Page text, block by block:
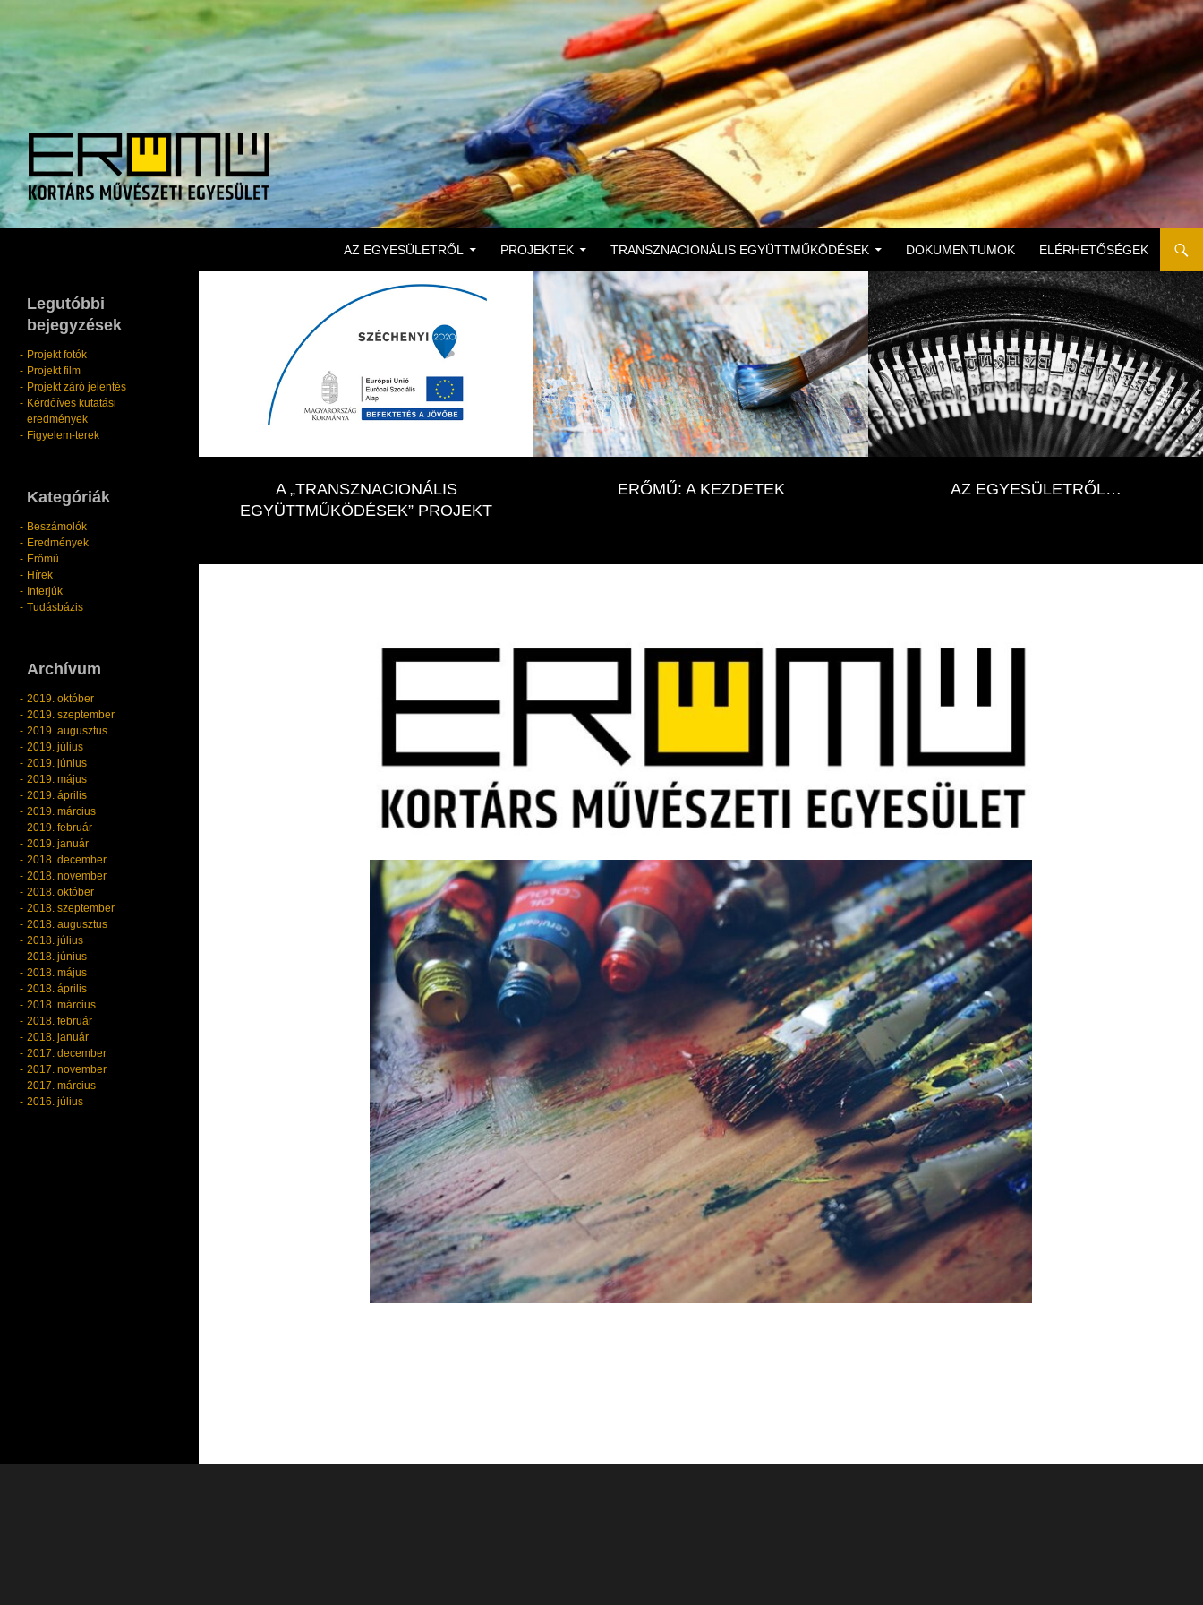
AZ EGYESÜLETRŐL
PROJEKTEK TRANSZNACIONÁLIS EGYÜTTMŰKÖDÉSEK DOKUMENTUMOK ELÉRHETŐSÉGEK
A „TRANSZNACIONÁLIS
EGYÜTTMŰKÖDÉSEK” PROJEKT
ERŐMŰ: A KEZDETEK AZ EGYESÜLETRŐL…
Legutóbbi
bejegyzések
Projekt fotók
Projekt film
Projekt záró jelentés
Kérdőíves kutatási
eredmények
Figyelem-terek
Kategóriák
Beszámolók
Eredmények
Erőmű
Hírek
Interjúk
Tudásbázis
Archívum
2019. október
2019. szeptember
2019. augusztus
2019. július
2019. június
2019. május
2019. április
2019. március
2019. február
2019. január
2018. december
2018. november
2018. október
2018. szeptember
2018. augusztus
2018. július
2018. június
2018. május
2018. április
2018. március
2018. február
2018. január
2017. december
2017. november
2017. március
2016. július